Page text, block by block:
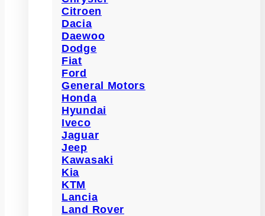
Citroen
Dacia
Daewoo
Dodge
Fiat
Ford
General Motors
Honda
Hyundai
Iveco
Jaguar
Jeep
Kawasaki
Kia
KTM
Lancia
Land Rover